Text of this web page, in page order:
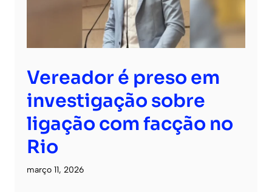
Vereador é preso em
investigação sobre
ligação com facção no
Rio
março 11, 2026